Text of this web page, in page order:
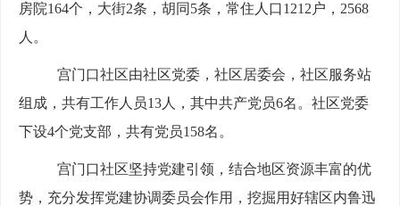
房院164个，大街2条，胡同5条 ， 常住人口1212 户 ， 2568
人。
宫门口社区由社区党委，社区居委会，社区服务站
组成，共有工作人员13 人 ，其中共产党员6名 。 社区党委
下设4个党支部，共有党员1 58名 。
宫门口社区坚持党建引领，结合地区资源丰富的优
势，充分发挥党建协调委员会作用，挖掘用好辖区内鲁迅